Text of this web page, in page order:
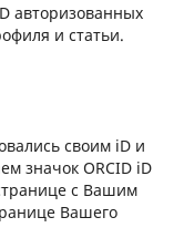
авторизованных
и статьи.
своим iD и
значок ORCID iD
с Вашим
Вашего